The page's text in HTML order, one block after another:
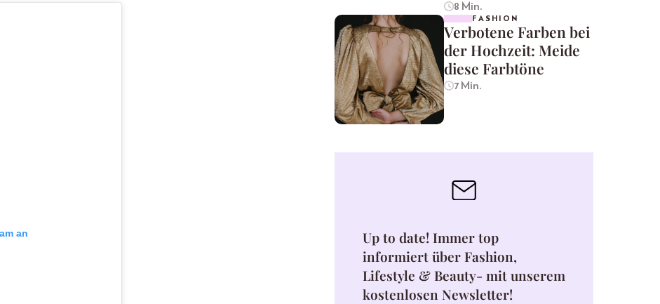
an
8 Min.
FASHION
Verbotene Farben bei
der Hochzeit: Meide
diese Farbtöne
7 Min.
Up to date! Immer top
informiert über Fashion,
Lifestyle & Beauty- mit unserem
kostenlosen Newsletter!